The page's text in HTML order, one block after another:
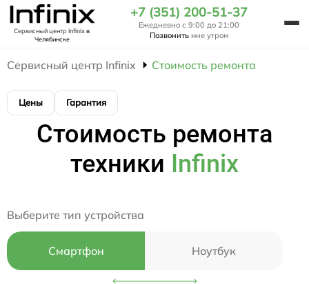
Сервисный центр Infinixв
Челябинске
+7 (351) 200-51-37
Ежедневно с 9:00 до 21:00
Позвонить мне утром
Сервисный центр Infinix Стоимость ремонта
Цены Гарантия
Стоимость ремонта
техники Infinix
Выберите тип устройства
Смартфон Ноутбук